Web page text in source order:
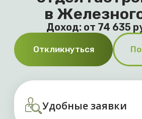
Оплата до 3 425 рублей
за день
Выплаты без задержек